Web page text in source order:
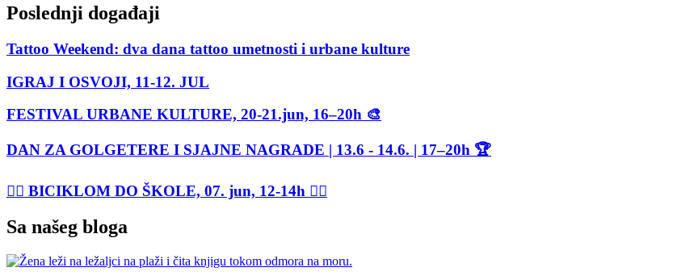
Poslednji događaji
Tattoo Weekend: dva dana tattoo umetnosti i urbane kulture
IGRAJ I OSVOJI, 11-12. JUL
FESTIVAL URBANE KULTURE, 20-21.jun, 16–20h 🎨
DAN ZA GOLGETERE I SJAJNE NAGRADE | 13.6 - 14.6. | 17–20h 🏆
🚴‍♂️ BICIKLOM DO ŠKOLE, 07. jun, 12-14h 🚴‍♀️
Sa našeg bloga